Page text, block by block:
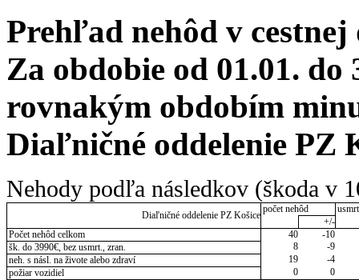
Prehľad nehôd v cestnej
Za obdobie od 01.01. do
rovnakým obdobím
Diaľničné oddelenie PZ
Nehody podľa následkov (škoda v
Diaľničné oddelenie PZ Košice
počet nehôd
+/-
Počet nehôd celkom
40
-10
šk. do 3990€, bez usmrt., zran.
8
-9
neh. s násl. na živote alebo zdraví
19
-4
požiar vozidiel
0 0